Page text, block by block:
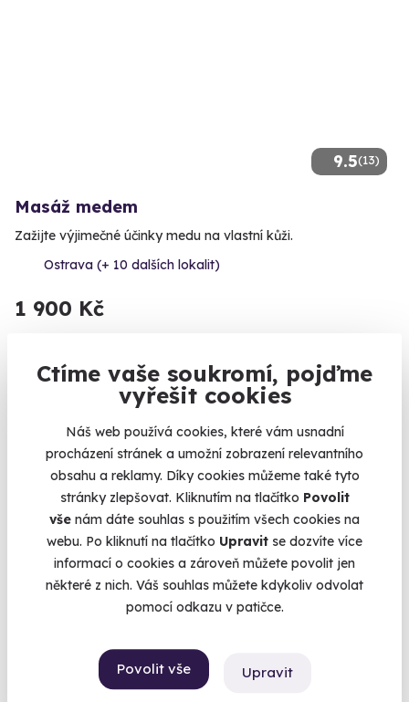
Ctíme vaše soukromí, pojďme
vyřešit cookies
Náš web používá cookies, které vám usnadní
procházení stránek a umožní zobrazení relevantního
obsahu a reklamy. Díky cookies můžeme také tyto
stránky zlepšovat. Kliknutím na tlačítko Povolit
vše nám dáte souhlas s použitím všech cookies na
webu. Po kliknutí na tlačítko Upravit se dozvíte více
informací o cookies a zároveň můžete povolit jen
některé z nich. Váš souhlas můžete kdykoliv odvolat
pomocí odkazu v patičce.
Povolit vše Upravit
9.5(13)
Masáž medem
Zažijte výjimečné účinky medu na vlastní kůži.
Ostrava (+ 10 dalších lokalit)
1 900 Kč
9.3(38)
Masáž konopným olejem
Travička zelená to je moje potěšení.
1 940 Kč